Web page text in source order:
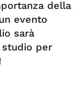
della
evento
sarà
per